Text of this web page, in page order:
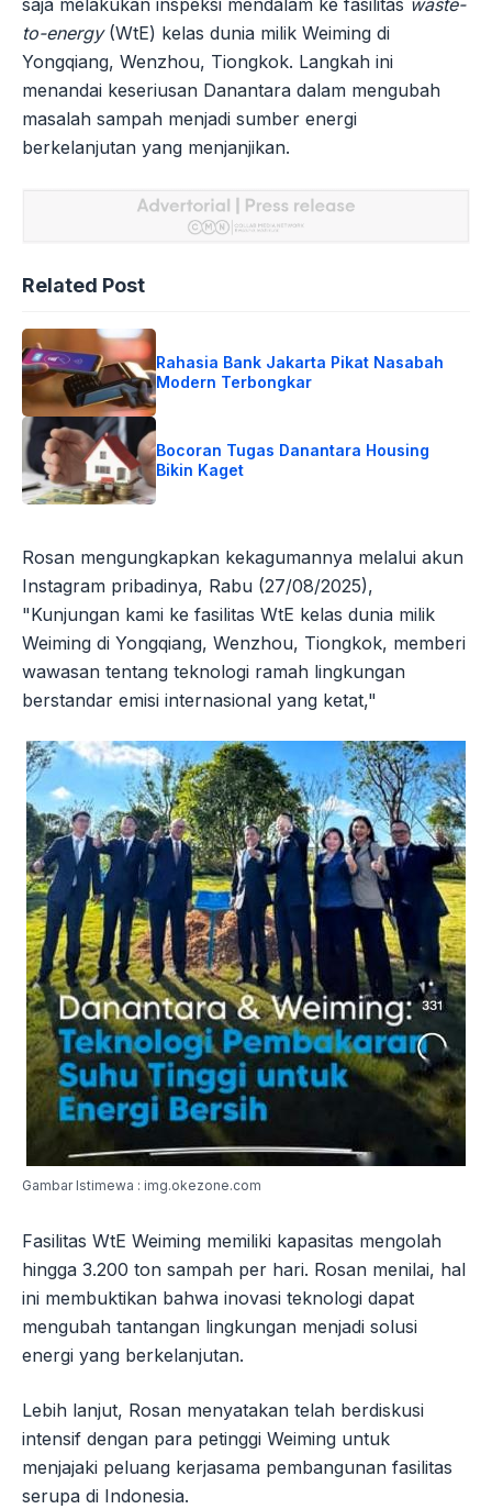
saja melakukan inspeksi mendalam ke fasilitas waste-
to-energy(WtE) kelas dunia milik Weiming di
Yongqiang, Wenzhou, Tiongkok. Langkah ini
menandai keseriusan Danantara dalam mengubah
masalah sampah menjadi sumber energi
berkelanjutan yang menjanjikan.
Related Post
Rahasia Bank Jakarta Pikat Nasabah
Modern Terbongkar
Bocoran Tugas Danantara Housing
Bikin Kaget
Rosan mengungkapkan kekagumannya melalui akun
Instagram pribadinya, Rabu (27/08/2025),
"Kunjungan kami ke fasilitas WtE kelas dunia milik
Weiming di Yongqiang, Wenzhou, Tiongkok, memberi
wawasan tentang teknologi ramah lingkungan
berstandar emisi internasional yang ketat,"
Gambar Istimewa : img.okezone.com
Fasilitas WtE Weiming memiliki kapasitas mengolah
hingga 3.200 ton sampah per hari. Rosan menilai, hal
ini membuktikan bahwa inovasi teknologi dapat
mengubah tantangan lingkungan menjadi solusi
energi yang berkelanjutan.
Lebih lanjut, Rosan menyatakan telah berdiskusi
intensif dengan para petinggi Weiming untuk
menjajaki peluang kerjasama pembangunan fasilitas
serupa di Indonesia.